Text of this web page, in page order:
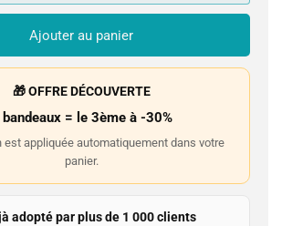
Ajouter au panier
🎁 OFFRE DÉCOUVERTE
= le 3ème à -30%
est appliquée automatiquement dans votre
panier.
adopté par plus de 1 000 clients